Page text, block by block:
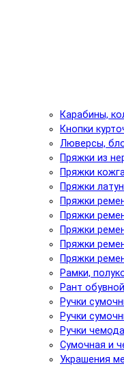
Карабины,
Кнопки
Люверсы,
Пряжки из
Пряжки
Пряжки
Пряжки
Пряжки
Пряжки
Пряжки
Пряжки
Рамки,
Рант
Ручки
Ручки
Ручки
Сумочная и
Украшения